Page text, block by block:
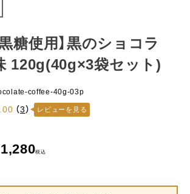
糖使用】黒のショコラ
120g(40g×3袋セット)
coffee-40g-03p
（3） レビューを見る
1,280税込